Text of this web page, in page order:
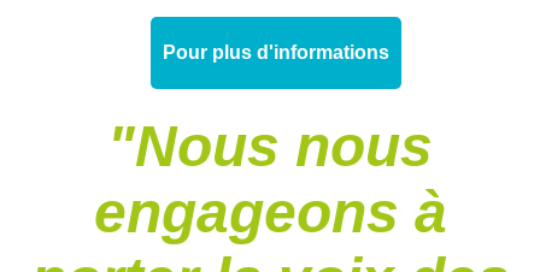
Pour plus d'informations
"Nous nous
engageons à